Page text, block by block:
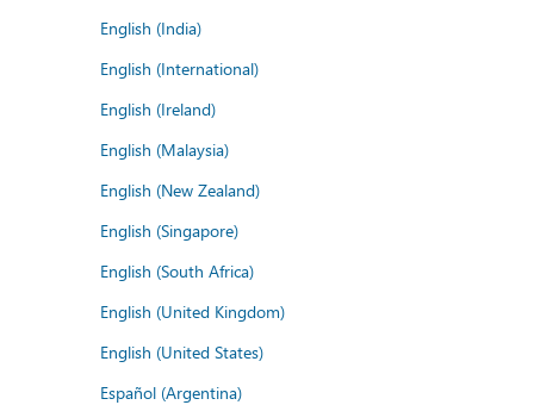
English (India)
English (International)
English (Ireland)
English (Malaysia)
English (New Zealand)
English (Singapore)
English (South Africa)
English (United Kingdom)
English (United States)
Español (Argentina)